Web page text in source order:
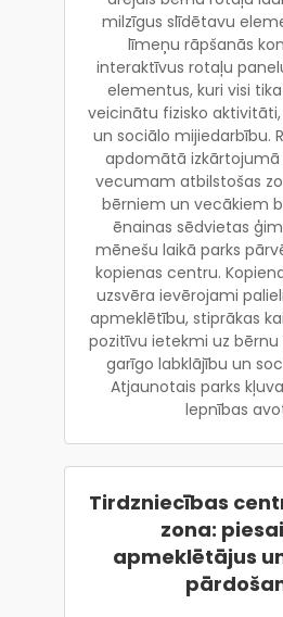
milzīgus slīdētavu
līmeņu rāpšanās
interaktīvus rotaļu
elementus, kuri visi
veicinātu fizisko
un sociālo mijiedarbību.
apdomātā izkārtojumā
vecumam atbilstošas
bērniem un vecākiem
ēnainas sēdvietas
mēnešu laikā parks
kopienas centru.
uzsvēra ievērojami
apmeklētību, stiprākas
pozitīvu ietekmi uz bērnu
garīgo labklājību un
Atjaunotais parks
lepnības
Tirdzniecības
zona:
apmeklētājus